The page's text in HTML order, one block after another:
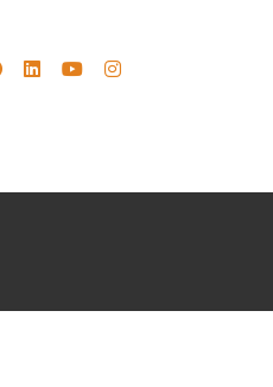
facebook
linkedinyoutubeinstagram